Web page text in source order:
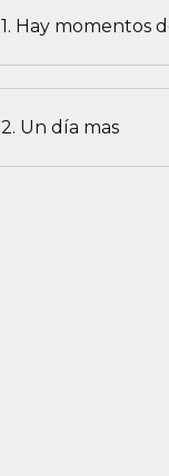
1. Hay momentos
2. Un día mas